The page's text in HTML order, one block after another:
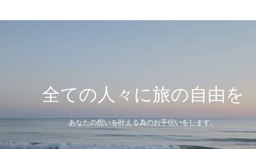
全ての人々に旅の自由を
あなたの想いを叶える為のお手伝いをします。